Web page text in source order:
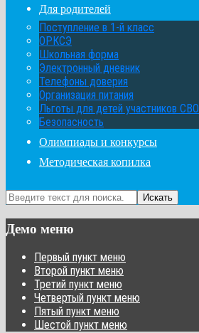
Для родителей
Поступление в 1-й класс
ОРКСЭ
Школьная форма
Электронный дневник
Телефоны доверия
Организация питания
Льготы для детей участников СВО
Безопасность
Олимпиады и конкурсы
Методическая копилка
Искать
Демо меню
Первый пункт меню
Второй пункт меню
Третий пункт меню
Четвертый пункт меню
Пятый пункт меню
Шестой пункт меню